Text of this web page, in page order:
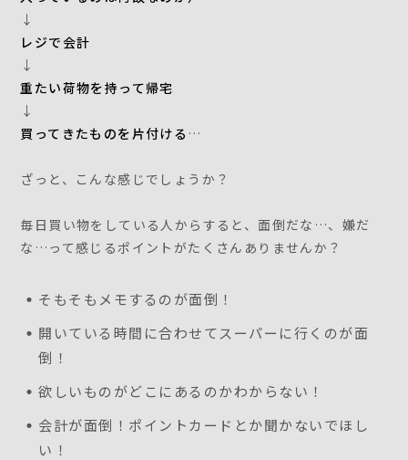
↓
レジで会計
↓
重たい荷物を持って帰宅
↓
買ってきたものを片付ける …
ざっと、こんな感じでしょうか？
毎日買い物をしている人からすると、面倒だな…、嫌だ
な…って感じるポイントがたくさんありませんか？
そもそもメモするのが面倒！
開いている時間に合わせてスーパーに行くのが面
倒！
欲しいものがどこにあるのかわからない！
会計が面倒！ポイントカードとか聞かないでほし
い！